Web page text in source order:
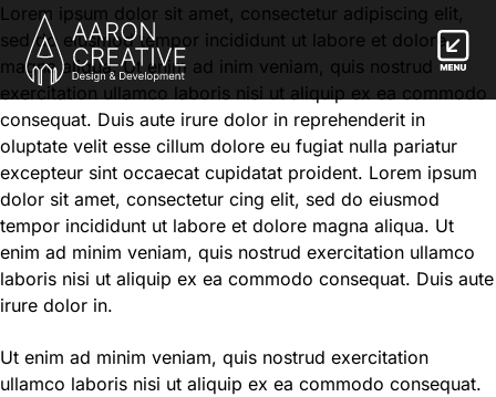
Lorem ipsum dolor sit amet, consectetur adipiscing elit,
sed do eiusmod tempor incididunt ut labore et dolore
magna aliqua. Ut enim ad inim veniam, quis nostrud
exercitation ullamco laboris nisi ut aliquip ex ea commodo
consequat. Duis aute irure dolor in reprehenderit in
oluptate velit esse cillum dolore eu fugiat nulla pariatur
excepteur sint occaecat cupidatat proident. Lorem ipsum
dolor sit amet, consectetur cing elit, sed do eiusmod
tempor incididunt ut labore et dolore magna aliqua. Ut
enim ad minim veniam, quis nostrud exercitation ullamco
laboris nisi ut aliquip ex ea commodo consequat. Duis aute
irure dolor in.
Ut enim ad minim veniam, quis nostrud exercitation
ullamco laboris nisi ut aliquip ex ea commodo consequat.